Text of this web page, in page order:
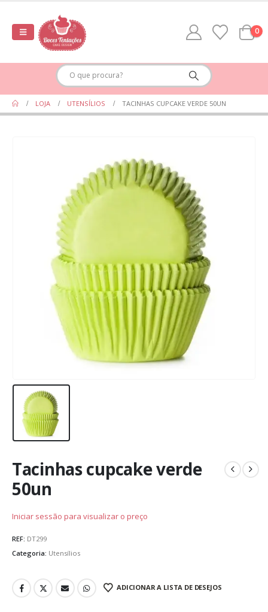
0
LOJA UTENSÍLIOS TACINHAS CUPCAKE VERDE 50UN
Tacinhas cupcake verde
50un
Iniciar sessão para visualizar o preço
REF: DT299
Categoria: Utensílios
ADICIONAR A LISTA DE DESEJOS